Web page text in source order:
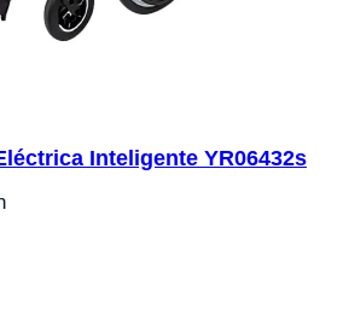
Inteligente YR06432s